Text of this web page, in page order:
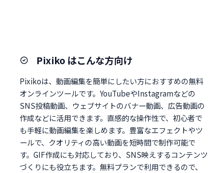
Pixiko はこんな方向け
Pixikoは、動画編集を簡単にしたい方におすすめの無料
オンラインツールです。YouTubeやInstagramなどの
SNS投稿動画、ウェブサイトのバナー動画、広告動画の
作成などに活用できます。直感的な操作性で、初心者で
も手軽に動画編集を楽しめます。豊富なエフェクトやツ
ールで、クオリティの高い動画を短時間で制作可能で
す。GIF作成にも対応しており、SNS映えするコンテンツ
づくりにも役立ちます。無料プランで利用できるので、